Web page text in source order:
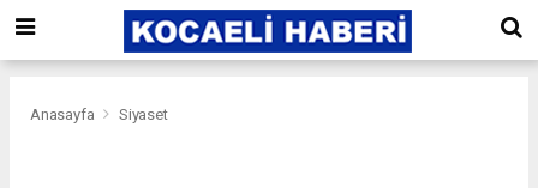
Anasayfa Siyaset